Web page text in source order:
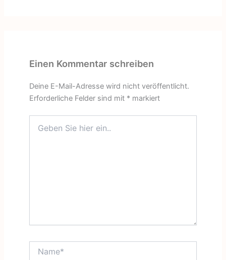
Einen Kommentar schreiben
Deine E-Mail-Adresse wird nicht veröffentlicht.
Erforderliche Felder sind mit *markiert
Sie